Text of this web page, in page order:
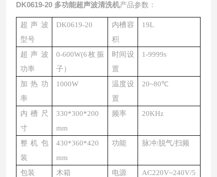
DK0619-20 多功能超声波清洗机产品参数：
超声波
型号
DK0619-20
内槽容
积
19L
超声波
功率
0-600W(6枚振
子）
时间设
置
1-9999s
加热功
率
1000W
温度设
置
20~80℃
内槽尺
寸
330*300*200
mm
频率 20KHz
整机包
装
430*360*420
mm
功能 脉冲/脱气/扫频
包装 木箱 电源
AC220V~240V/5